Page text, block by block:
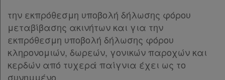
την εκπρόθεσμη υποβολή δήλωσης φόρου
μεταβίβασης ακινήτων και για την
εκπρόθεσμη υποβολή δήλωσης φόρου
κληρονομιών, δωρεών, γονικών παροχών και
κερδών από τυχερά παίγνια έχει ως το
συνημμένο